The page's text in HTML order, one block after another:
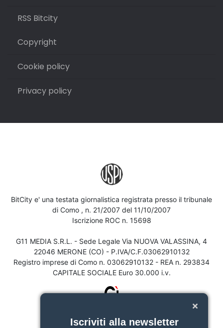
RSS Bitcity
Copyright
Cookie policy
Privacy policy
BitCity e' una testata giornalistica registrata presso il tribunale
di Como , n. 21/2007 del 11/10/2007
Iscrizione ROC n. 15698
G11 MEDIA S.R.L. - Sede Legale Via NUOVA VALASSINA, 4
22046 MERONE (CO) - P.IVA/C.F.03062910132
Registro imprese di Como n. 03062910132 - REA n. 293834
CAPITALE SOCIALE Euro 30.000 i.v.
Iscriviti alla newsletter